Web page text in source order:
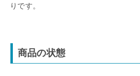
りです。
商品の状態